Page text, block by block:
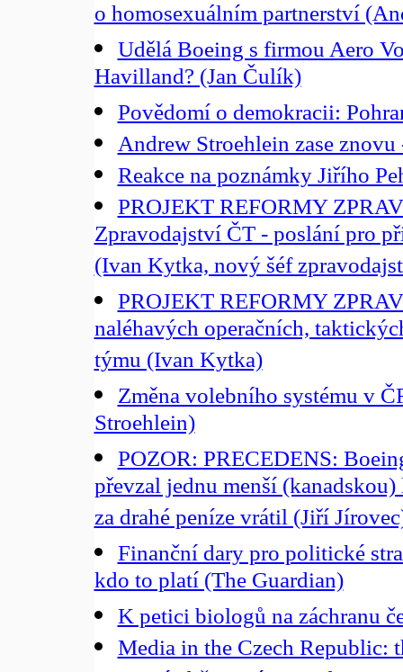
o homosexuálním partnerství
Udělá Boeing s firmou Aero
Havilland? (Jan Čulík)
Povědomí o demokracii:
Andrew Stroehlein zase znovu
Reakce na poznámky Jiřího
PROJEKT REFORMY
Zpravodajství ČT - poslání pro
(Ivan Kytka, nový šéf
PROJEKT REFORMY
naléhavých operačních,
týmu (Ivan Kytka)
Změna volebního systému v
Stroehlein)
POZOR: PRECEDENS:
převzal jednu menší
za drahé peníze vrátil (Jiří
Finanční dary pro politické
kdo to platí (The Guardian)
K petici biologů na záchranu
Media in the Czech Republic: